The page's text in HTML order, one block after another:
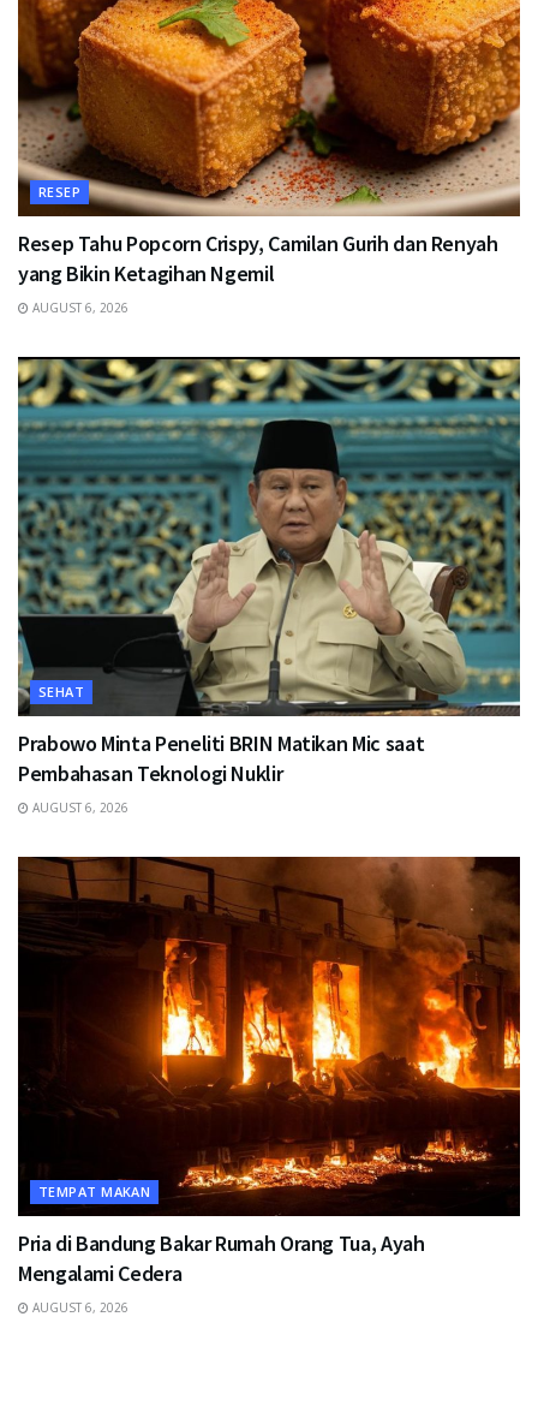
RESEP
Resep Tahu Popcorn Crispy, Camilan Gurih dan Renyah
yang Bikin Ketagihan Ngemil
AUGUST 6, 2026
SEHAT
Prabowo Minta Peneliti BRIN Matikan Mic saat
Pembahasan Teknologi Nuklir
AUGUST 6, 2026
TEMPAT MAKAN
Pria di Bandung Bakar Rumah Orang Tua, Ayah
Mengalami Cedera
AUGUST 6, 2026